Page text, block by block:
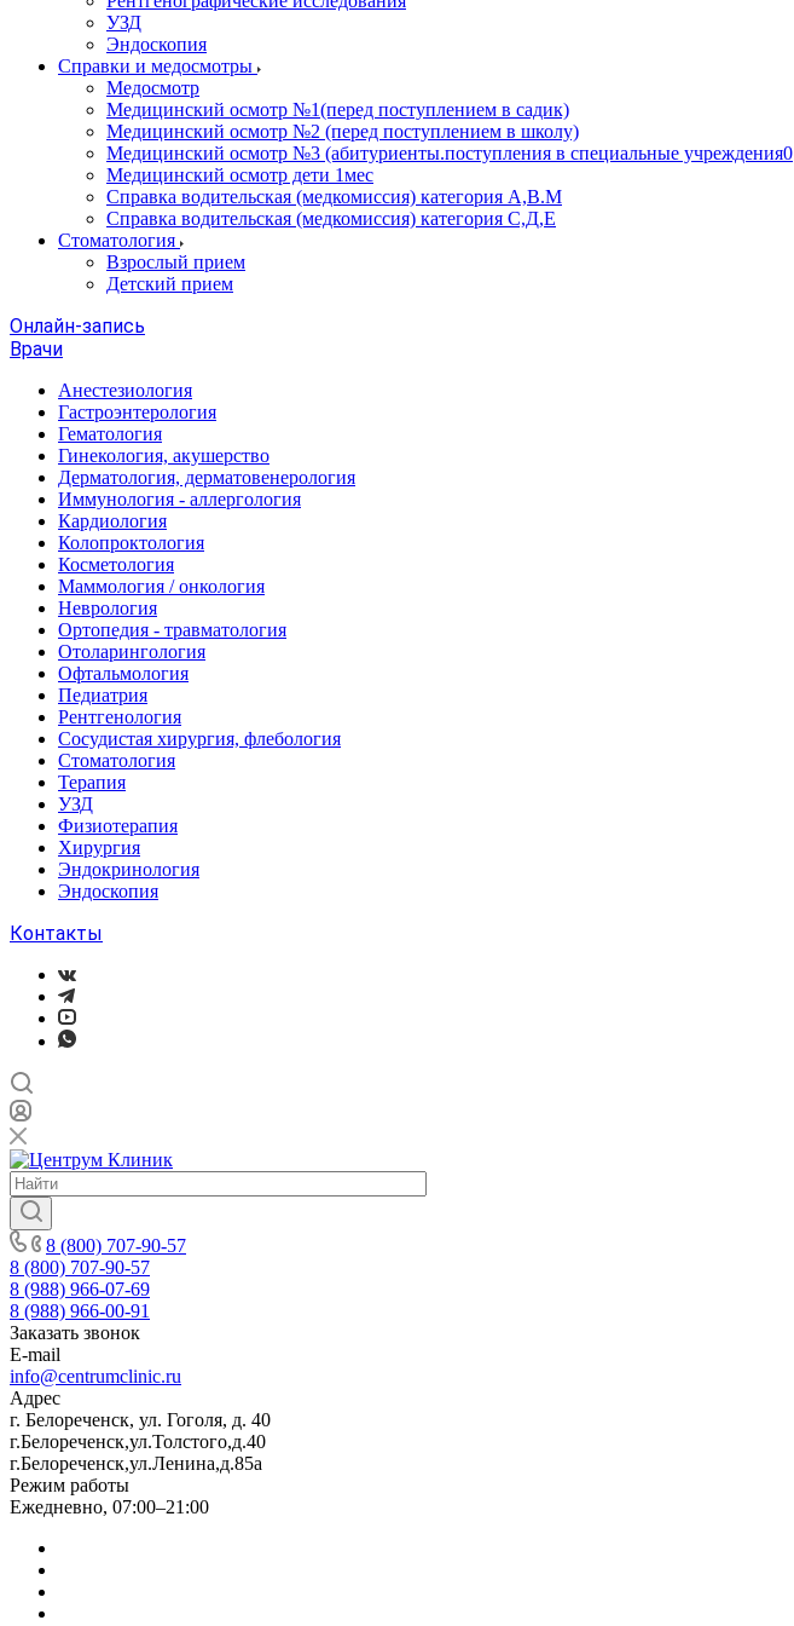
УЗД
Эндоскопия
Справки и медосмотры
Медосмотр
Медицинский осмотр №1(перед поступлением в садик)
Медицинский осмотр №2 (перед поступлением в школу)
Медицинский осмотр №3 (абитуриенты.поступления в специальные учреждения0
Медицинский осмотр дети 1мес
Справка водительская (медкомиссия) категория А,В.М
Справка водительская (медкомиссия) категория С,Д,Е
Стоматология
Взрослый прием
Детский прием
Онлайн-запись
Врачи
Анестезиология
Гастроэнтерология
Гематология
Гинекология, акушерство
Дерматология, дерматовенерология
Иммунология - аллергология
Кардиология
Колопроктология
Косметология
Маммология / онкология
Неврология
Ортопедия - травматология
Отоларингология
Офтальмология
Педиатрия
Рентгенология
Сосудистая хирургия, флебология
Стоматология
Терапия
УЗД
Физиотерапия
Хирургия
Эндокринология
Эндоскопия
Контакты
8 (800) 707-90-57
8 (800) 707-90-57
8 (988) 966-07-69
8 (988) 966-00-91
Заказать звонок
E-mail
info@centrumclinic.ru
Адрес
г. Белореченск, ул. Гоголя, д. 40
г.Белореченск,ул.Толстого,д.40
г.Белореченск,ул.Ленина,д.85а
Режим работы
Ежедневно, 07:00–21:00